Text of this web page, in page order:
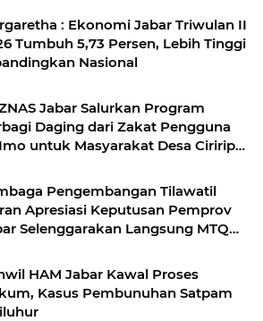
: Ekonomi Jabar Triwulan II
Tumbuh 5,73 Persen, Lebih Tinggi
Nasional
Jabar Salurkan Program
Daging dari Zakat Pengguna
untuk Masyarakat Desa Ciririp
Pengembangan Tilawatil
Apresiasi Keputusan Pemprov
Selenggarakan Langsung MTQ
HAM Jabar Kawal Proses
Kasus Pembunuhan Satpam